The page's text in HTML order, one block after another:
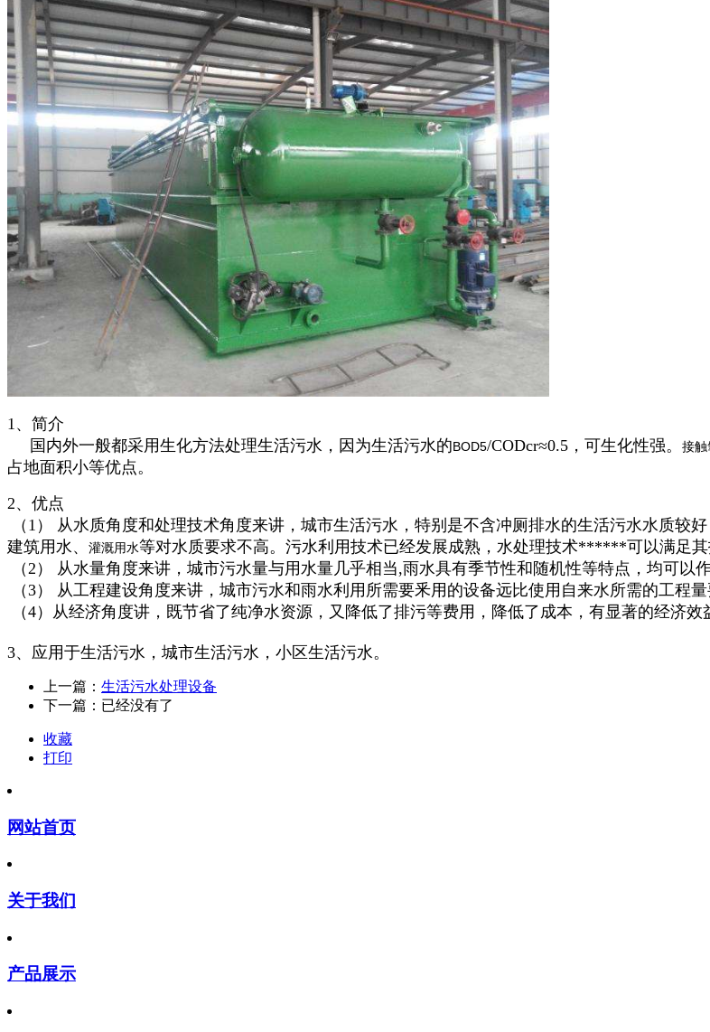
1、简介
国内外一般都采用生化方法处理生活污水，因为生活污水的BOD5/CODcr≈0.5，可生化性强。 接触
占地面积小等优点。
2、优点
（1） 从水质角度和处理技术角度来讲，城市生活污水，特别是不含冲厕排水的生活污水水质较
建筑用水、
灌溉用水等对水质要求不高。污水利用技术已经发展成熟，水处理技术******可以满足其
（2） 从水量角度来讲，城市污水量与用水量几乎相当,雨水具有季节性和随机性等特点，均可以
（3） 从工程建设角度来讲，城市污水和雨水利用所需要釆用的设备远比使用自来水所需的工程量
（4）从经济角度讲，既节省了纯净水资源，又降低了排污等费用，降低了成本，有显著的经济效
3、应用于生活污水，城市生活污水，小区生活污水。
上一篇： 生活污水处理设备
下一篇：已经没有了
收藏
打印
网站首页
关于我们
产品展示